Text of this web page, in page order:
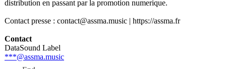
distribution en passant par la promotion numerique.
Contact presse : contact@assma.music | https://assma.fr
Contact
DataSound Label
***@assma.music